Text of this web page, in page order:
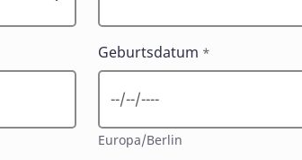
Geburtsdatum *
Europa/Berlin